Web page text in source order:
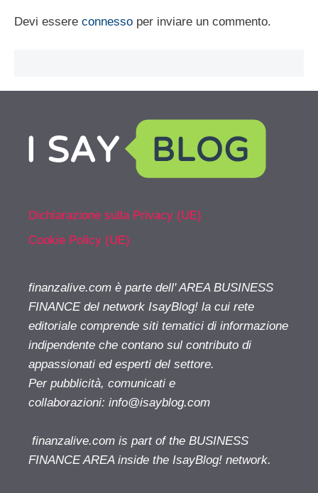
Devi essere connesso per inviare un commento.
Dichiarazione sulla Privacy (UE)
Cookie Policy (UE)
finanzalive.com è parte dell' AREA BUSINESS
FINANCE del network IsayBlog! la cui rete
editoriale comprende siti tematici di informazione
indipendente che contano sul contributo di
appassionati ed esperti del settore.
Per pubblicità, comunicati e
collaborazioni: info@isayblog.com
finanzalive.com is part of the BUSINESS
FINANCE AREA inside the IsayBlog! network.